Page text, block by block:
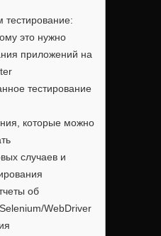
тестирование:
это нужно
приложений на
тестирование
которые можно
случаев и
об
WebDriver